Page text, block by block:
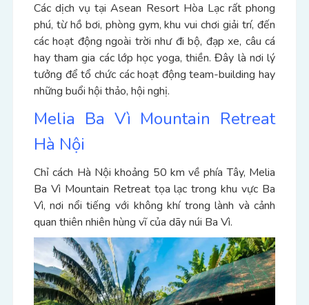
Các dịch vụ tại Asean Resort Hòa Lạc rất phong
phú, từ hồ bơi, phòng gym, khu vui chơi giải trí, đến
các hoạt động ngoài trời như đi bộ, đạp xe, câu cá
hay tham gia các lớp học yoga, thiền. Đây là nơi lý
tưởng để tổ chức các hoạt động team-building hay
những buổi hội thảo, hội nghị.
Melia Ba Vì Mountain Retreat
Hà Nội
Chỉ cách Hà Nội khoảng 50 km về phía Tây, Melia
Ba Vì Mountain Retreat tọa lạc trong khu vực Ba
Vì, nơi nổi tiếng với không khí trong lành và cảnh
quan thiên nhiên hùng vĩ của dãy núi Ba Vì.